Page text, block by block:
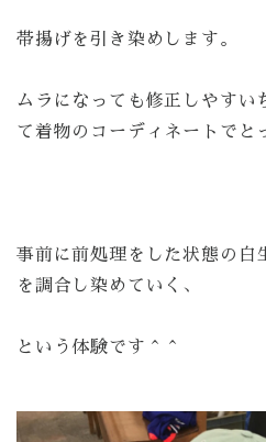
帯揚げを引き染めします。
ムラになっても修正しやすい
て着物のコーディネートでと
事前に前処理をした状態の白
を調合し染めていく、
という体験です＾＾